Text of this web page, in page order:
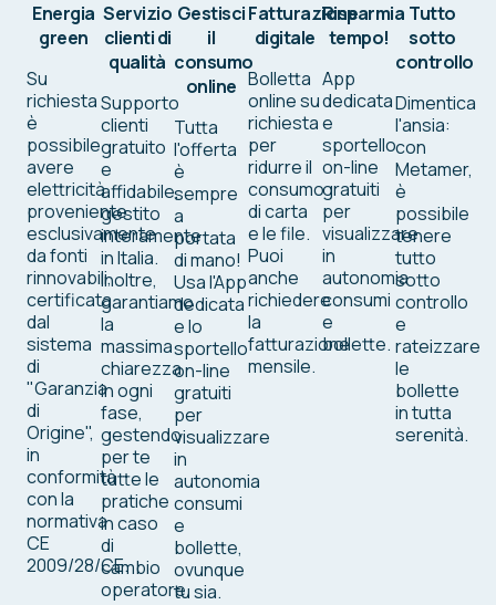
Energia
green
Su
richiesta
è
possibile
avere
elettricità
proveniente
esclusivamente
da fonti
rinnovabili,
certificata
dal
sistema
di
"Garanzia
di
Origine",
in
conformità
con la
normativa
CE
2009/28/CE.
Servizio
clienti di
qualità
Supporto
clienti
gratuito
e
affidabile,
gestito
interamente
in Italia.
Inoltre,
garantiamo
la
massima
chiarezza
in ogni
fase,
gestendo
per te
tutte le
pratiche
in caso
di
cambio
operatore.
Gestisci
il
consumo
online
Tutta
l'offerta
è
sempre
a
portata
di mano!
Usa l'App
dedicata
e lo
sportello
on-line
gratuiti
per
visualizzare
in
autonomia
consumi
e
bollette,
ovunque
tu sia.
Fatturazione
digitale
Bolletta
online su
richiesta
per
ridurre il
consumo
di carta
e le file.
Puoi
anche
richiedere
la
fatturazione
mensile.
Risparmia
tempo!
App
dedicata
e
sportello
on-line
gratuiti
per
visualizzare
in
autonomia
consumi
e
bollette.
Tutto
sotto
controllo
Dimentica
l'ansia:
con
Metamer,
è
possibile
tenere
tutto
sotto
controllo
e
rateizzare
le
bollette
in tutta
serenità.